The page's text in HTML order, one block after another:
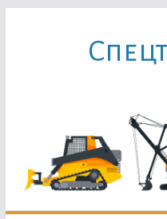
содержимому